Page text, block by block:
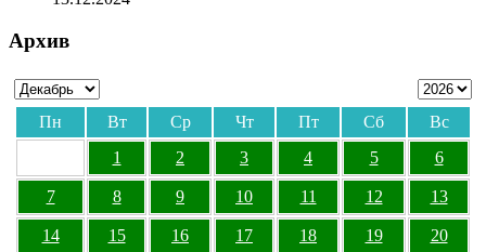
Архив
Пн Вт Ср Чт Пт Сб
Вс
1
2 3 4 5 6
7 8 9 10 11 12 13
14 15 16 17 18 19 20